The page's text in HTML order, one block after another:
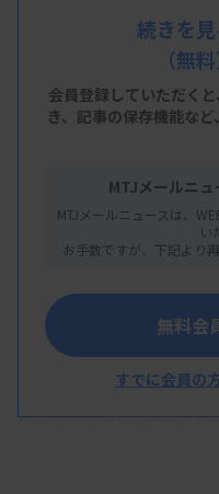
郡山市＝を再逮捕し
（63）が法人理事長
を明らかにしていない。
再逮捕容疑は2021年
い消毒作業や、購入
などを愛知県に提出
をだまし取った疑い。
容疑者は理事として
ど事務全般を統括し
助金計5千万円余りを
月、特捜部に逮捕、
続きを
（無
会員登録していただく
き、 記事の保存機能な
MTJメールニ
MTJメールニュースは、
い
お手数ですが、下記より
無料会
すでに会員の